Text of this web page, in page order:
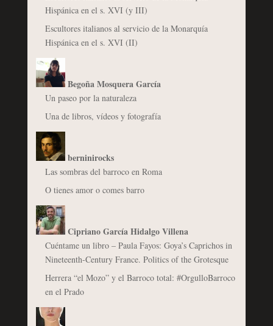
Hispánica en el s. XVI (y III)
Escultores italianos al servicio de la Monarquía
Hispánica en el s. XVI (II)
Begoña Mosquera García
Un paseo por la naturaleza
Una de libros, vídeos y fotografía
berninirocks
Las sombras del barroco en Roma
O tienes amor o comes barro
Cipriano García Hidalgo Villena
Cuéntame un libro – Paula Fayos: Goya’s Caprichos in
Nineteenth-Century France. Politics of the Grotesque
Herrera “el Mozo” y el Barroco total: #OrgulloBarroco
en el Prado